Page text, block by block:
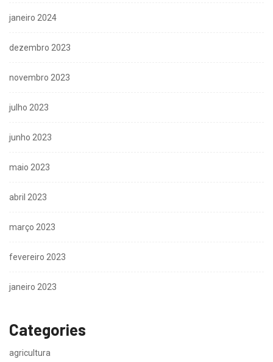
janeiro 2024
dezembro 2023
novembro 2023
julho 2023
junho 2023
maio 2023
abril 2023
março 2023
fevereiro 2023
janeiro 2023
Categories
agricultura